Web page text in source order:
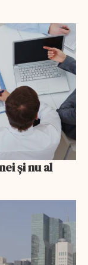
și nu al